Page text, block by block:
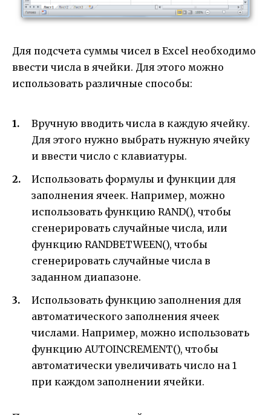
Для подсчета суммы чисел в Excel необходимо
ввести числа в ячейки. Для этого можно
использовать различные способы:
Вручную вводить числа в каждую ячейку.
Для этого нужно выбрать нужную ячейку
и ввести число с клавиатуры.
Использовать формулы и функции для
заполнения ячеек. Например, можно
использовать функцию RAND(), чтобы
сгенерировать случайные числа, или
функцию RANDBETWEEN(), чтобы
сгенерировать случайные числа в
заданном диапазоне.
Использовать функцию заполнения для
автоматического заполнения ячеек
числами. Например, можно использовать
функцию AUTOINCREMENT(), чтобы
автоматически увеличивать число на 1
при каждом заполнении ячейки.